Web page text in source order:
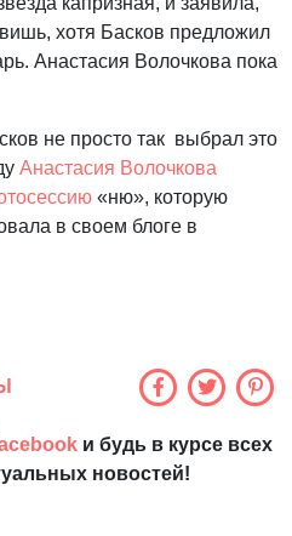
хотя Басков предложил
Анастасия Волочкова пока
не просто так выбрал это
Анастасия Волочкова
«ню», которую
в своем блоге в
и будь в курсе всех
новостей!